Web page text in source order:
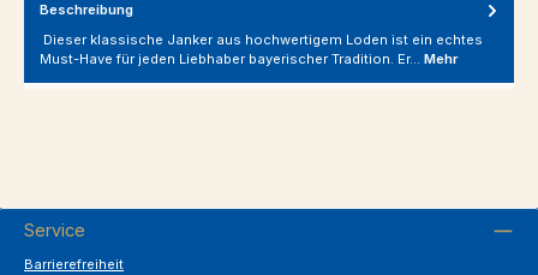
Beschreibung
Dieser klassische Janker aus hochwertigem Loden ist ein echtes
Must-Have für jeden Liebhaber bayerischer Tradition. Er… Mehr
Service
Barrierefreiheit